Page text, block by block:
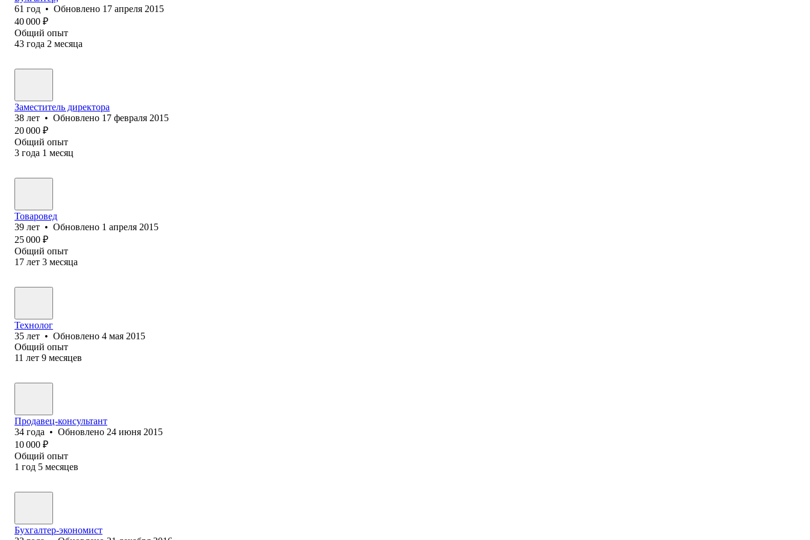
61 год • Обновлено 17 апреля 2015
40 000 ₽
Общий опыт
43 года 2 месяца
Заместитель директора
38 лет • Обновлено 17 февраля 2015
20 000 ₽
Общий опыт
3 года 1 месяц
Товаровед
39 лет • Обновлено 1 апреля 2015
25 000 ₽
Общий опыт
17 лет 3 месяца
Технолог
35 лет • Обновлено 4 мая 2015
Общий опыт
11 лет 9 месяцев
Продавец-консультант
34 года • Обновлено 24 июня 2015
10 000 ₽
Общий опыт
1 год 5 месяцев
Бухгалтер-экономист